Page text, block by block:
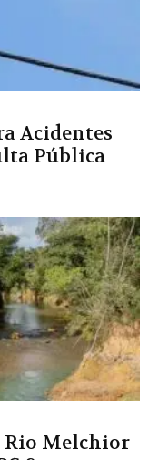
Acidentes
Pública
Rio Melchior